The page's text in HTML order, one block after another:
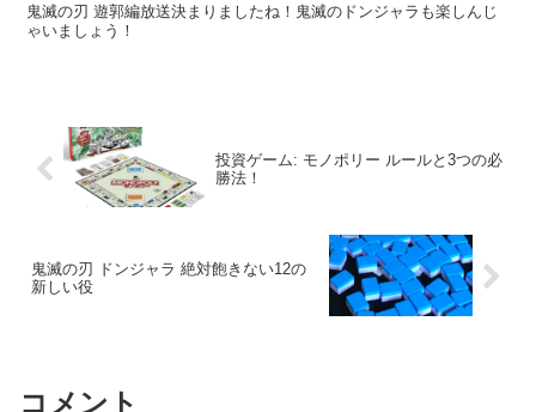
鬼滅の刃 遊郭編放送決まりましたね！鬼滅のドンジャラも楽しんじ
ゃいましょう！
投資ゲーム: モノポリー ルールと3つの必
勝法！
鬼滅の刃 ドンジャラ 絶対飽きない12の
新しい役
コメント